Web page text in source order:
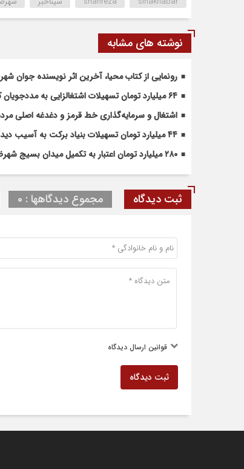
نوشته های مشابه
رونمایی از کتاب محیا، آخرین اثر نویسنده جوان
۶۴ میلیارد تومان تسهیلات اشتغالزایی به مددجویان کمیته امداد شهرضا پرداخت شد
اشتغال و سرمایه‌گذاری خط قرمز و دغدغه اصلی
۴۴ میلیارد تومان تسهیلات بنیاد برکت به آسیب دیدگان جنگ در شهرضا اختصاص یافت
۲۸۰ میلیارد تومان اعتبار به تکمیل میدان بسیج شهرضا اختصاص یافت
ثبت دیدگاه مجموع دیدگاهها : 0
قوانین ارسال دیدگاه
ثبت دیدگاه